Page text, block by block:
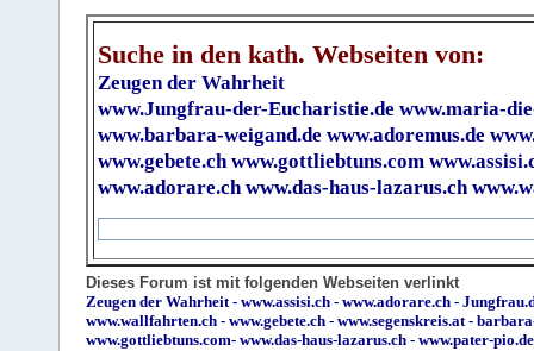
Suche in den kath. Webseiten von:
Zeugen der Wahrheit
www.Jungfrau-der-Eucharistie.de www.maria-
www.barbara-weigand.de www.adoremus.de
www.gebete.ch www.gottliebtuns.com
www.adorare.ch www.das-haus-lazarus.ch
Dieses Forum ist mit folgenden Webseiten verlinkt
Zeugen der Wahrheit- www.assisi.ch - www.adorare.ch -
www.wallfahrten.ch - www.gebete.ch - www.segenskreis.at-
www.gottliebtuns.com- www.das-haus-lazarus.ch - www.pater-pio.de